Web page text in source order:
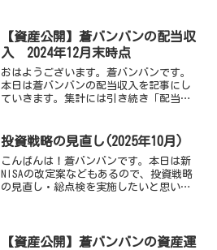
3/30→4/6→4/13の資産総額の変化①
3/30（日）② 4/6...
【資産公開】蒼バンバンの配当収
入 2024年12月末時点
おはようございます。蒼バンバンです。
本日は蒼バンバンの配当収入を記事にし
ていきます。集計には引き続き「配当キ
日時点■年間配当金額（税引き後） ８
月末：2...
投資戦略の見直し(2025年10月)
こんばんは！蒼バンバンです。本日は新
NISAの改定案などもあるので、投資戦略
の見直し・総点検を実施したいと思いま
当： １５万円３０...
【資産公開】蒼バンバンの資産運